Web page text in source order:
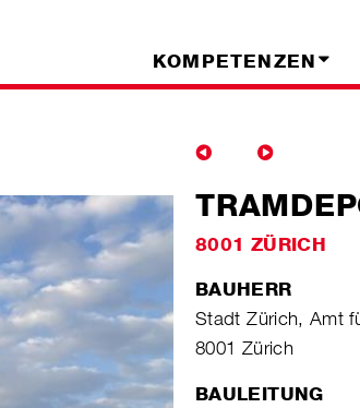
KOMPETENZEN
8001 ZÜRICH
BAUHERR
Stadt Zürich, Amt
8001 Zürich
BAULEITUNG